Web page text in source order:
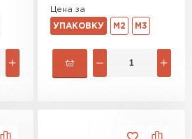
Цена за
УПАКОВКУ М2 М3
ПРОИЗВОДИТЕЛИ